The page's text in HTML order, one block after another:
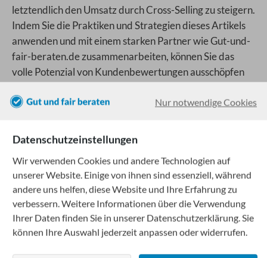
letztendlich den Umsatz durch Cross-Selling zu steigern.
Indem Sie die Praktiken und Strategien dieses Artikels
anwenden und mit einem starken Partner wie Gut-und-
fair-beraten.de zusammenarbeiten, können Sie das
volle Potenzial von Kundenbewertungen ausschöpfen
Das könnte Sie auch interessieren
Nur notwendige Cookies
Datenschutzeinstellungen
Wir verwenden Cookies und andere Technologien auf
unserer Website. Einige von ihnen sind essenziell, während
andere uns helfen, diese Website und Ihre Erfahrung zu
verbessern. Weitere Informationen über die Verwendung
Ihrer Daten finden Sie in unserer Datenschutzerklärung. Sie
können Ihre Auswahl jederzeit anpassen oder widerrufen.